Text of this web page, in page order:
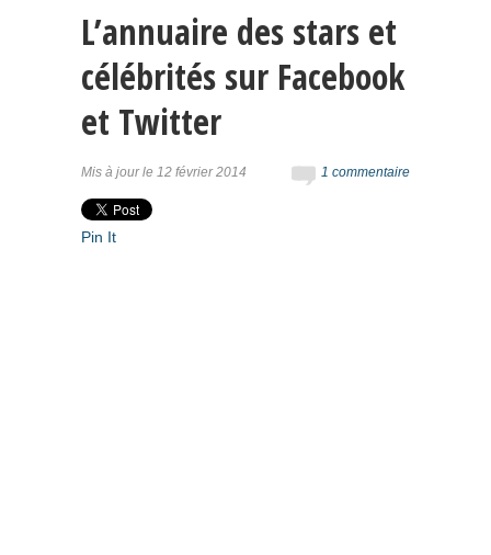
L’annuaire des stars et
célébrités sur Facebook
et Twitter
1 commentaire
Mis à jour le 12 février 2014
Pin It